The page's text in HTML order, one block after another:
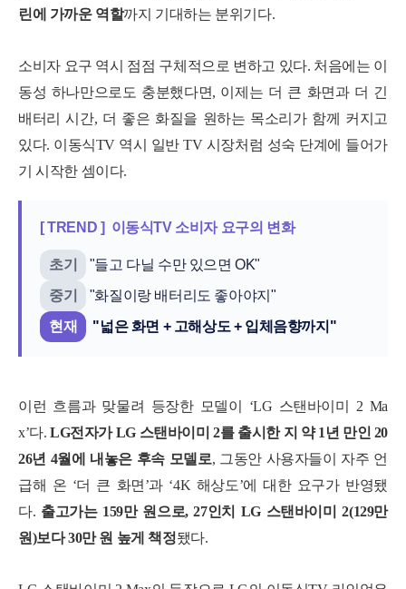
린에 가까운 역할까지 기대하는 분위기다.
소비자 요구 역시 점점 구체적으로 변하고 있다. 처음에는 이
동성 하나만으로도 충분했다면, 이제는 더 큰 화면과 더 긴
배터리 시간, 더 좋은 화질을 원하는 목소리가 함께 커지고
있다. 이동식TV 역시 일반 TV 시장처럼 성숙 단계에 들어가
기 시작한 셈이다.
[ TREND ] 이동식TV 소비자 요구의 변화
초기
"들고 다닐 수만 있으면 OK"
중기
"화질이랑 배터리도 좋아야지"
현재
"넓은 화면 + 고해상도 + 입체음향까지"
이런 흐름과 맞물려 등장한 모델이 ‘LG 스탠바이미 2 Ma
x’다.LG전자가 LG 스탠바이미 2를 출시한 지 약 1년 만인 20
26년 4월에 내놓은 후속 모델로, 그동안 사용자들이 자주 언
급해 온 ‘더 큰 화면’과 ‘4K 해상도’에 대한 요구가 반영됐
다. 출고가는 159만 원으로, 27인치 LG 스탠바이미 2(129만
원)보다 30만 원 높게 책정됐다.